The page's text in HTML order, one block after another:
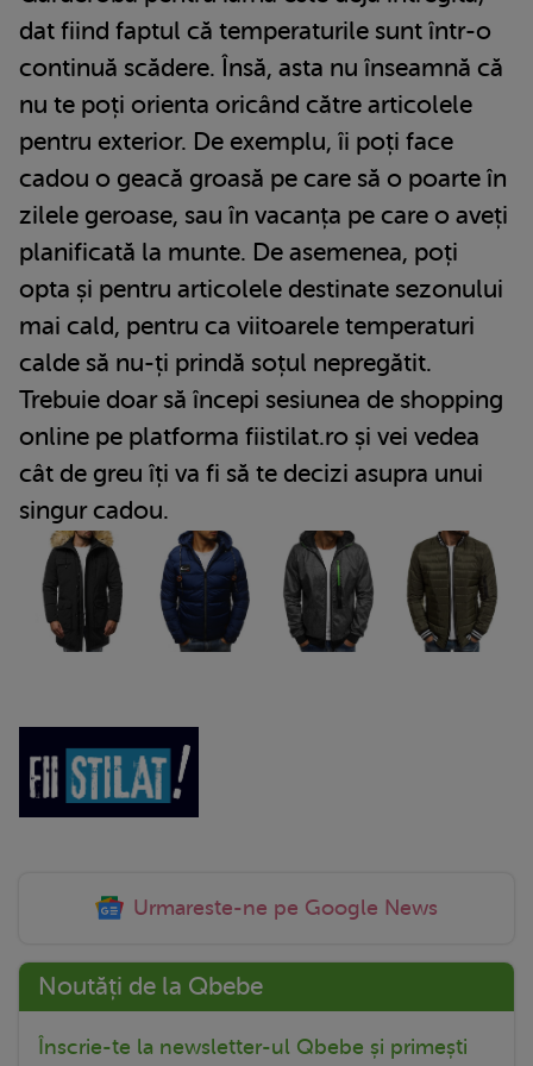
dat fiind faptul că temperaturile sunt într-o
continuă scădere. Însă, asta nu înseamnă că
nu te poți orienta oricând către articolele
pentru exterior. De exemplu, îi poți face
cadou o geacă groasă pe care să o poarte în
zilele geroase, sau în vacanța pe care o aveți
planificată la munte. De asemenea, poți
opta și pentru articolele destinate sezonului
mai cald, pentru ca viitoarele temperaturi
calde să nu-ți prindă soțul nepregătit.
Trebuie doar să începi sesiunea de shopping
online pe platforma fiistilat.ro și vei vedea
cât de greu îți va fi să te decizi asupra unui
singur cadou.
Urmareste-ne pe Google News
Noutăți de la Qbebe
Înscrie-te la newsletter-ul Qbebe și primești